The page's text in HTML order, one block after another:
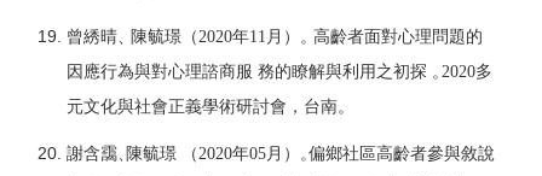
曾綉晴 陳毓璟（ 2020年1 1 月） 。 高齡者面對心理問題的
因應行為與對心理諮商服 務的瞭解與利用之初探 。 2020多
元文化與社會正義學術研討會，台南。
謝含靄 陳毓璟 （ 2020年05月） 。 偏鄉社區高齡者參與敘說